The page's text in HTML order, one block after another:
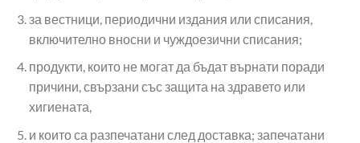
за вестници, периодични издания или списания,
включително вносни и чуждоезични списания;
продукти, които не могат да бъдат върнати поради
причини, свързани със защита на здравето или
хигиената,
и които са разпечатани след доставка; запечатани